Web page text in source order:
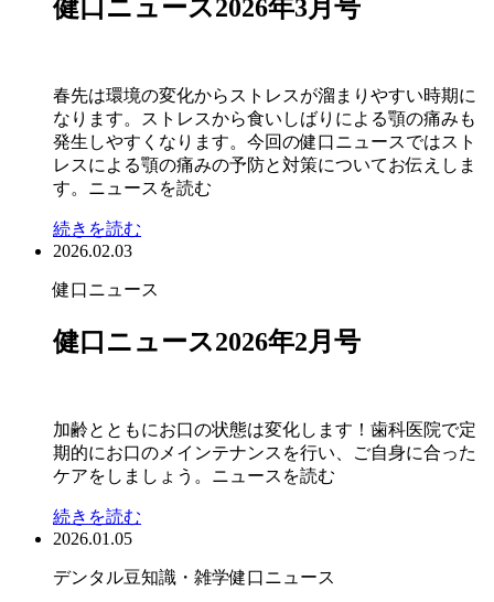
健口ニュース2026年3月号
春先は環境の変化からストレスが溜まりやすい時期に
なります。ストレスから食いしばりによる顎の痛みも
発生しやすくなります。今回の健口ニュースではスト
レスによる顎の痛みの予防と対策についてお伝えしま
す。ニュースを読む
続きを読む
2026.02.03
健口ニュース
健口ニュース2026年2月号
加齢とともにお口の状態は変化します！歯科医院で定
期的にお口のメインテナンスを行い、ご自身に合った
ケアをしましょう。ニュースを読む
続きを読む
2026.01.05
デンタル豆知識・雑学健口ニュース